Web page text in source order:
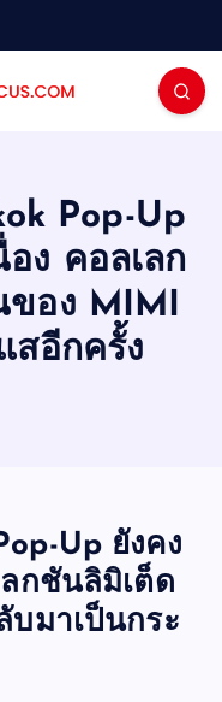
Pop-Up
ง คอลเลก
ของ MIMI
สอีกครั้ง
Up ยังคง
กชันลิมิเต็ด
มาเป็นกระ